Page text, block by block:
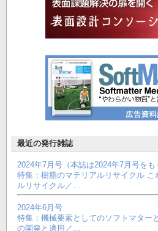
最近の発行雑誌
2024年7月号（本誌は2024年7月号をも
特集：樹脂のマテリアルリサイクル
ルリサイクル／…
2024年6月号
特集：機械要素としてのソフトマター
の開発と適用／…